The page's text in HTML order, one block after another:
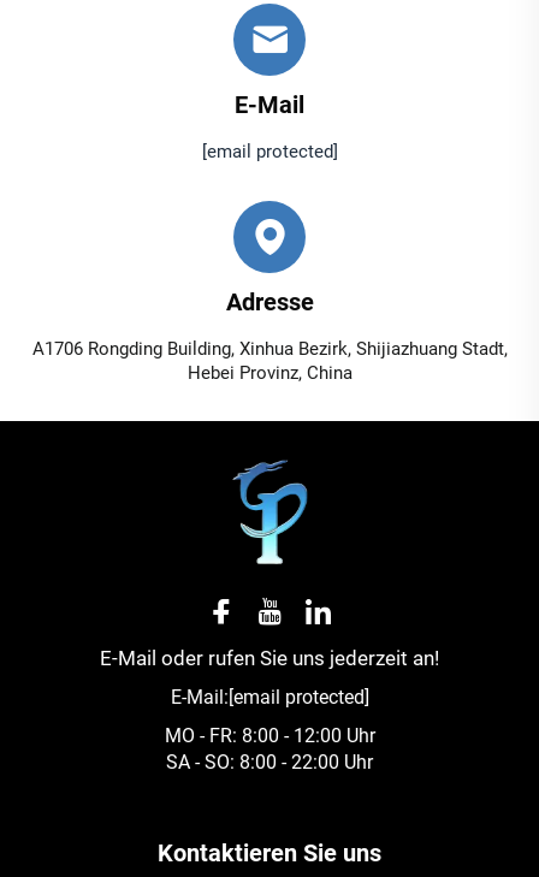
E-Mail
[email protected]
Adresse
A1706 Rongding Building, Xinhua Bezirk, Shijiazhuang Stadt,
Hebei Provinz, China
E-Mail oder rufen Sie uns jederzeit an!
E-Mail:[email protected]
MO - FR: 8:00 - 12:00 Uhr
SA - SO: 8:00 - 22:00 Uhr
Kontaktieren Sie uns